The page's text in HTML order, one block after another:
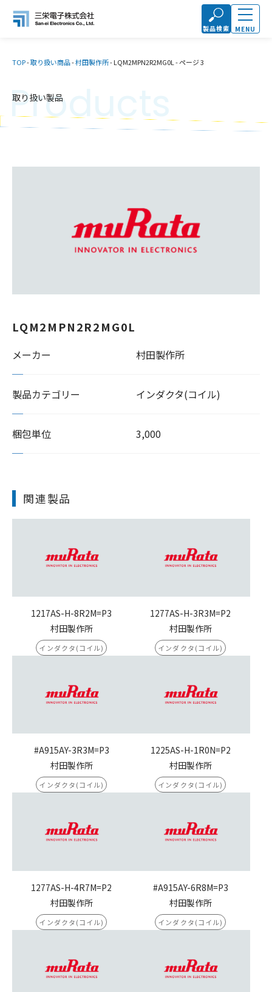
製品検索 MENU
TOP-取り扱い商品-村田製作所-LQM2MPN2R2MG0L -ページ 3
取り扱い製品
Products
LQM2MPN2R2MG0L
メーカー 村田製作所
製品カテゴリー インダクタ(コイル)
梱包単位 3,000
関連製品
1217AS-H-8R2M=P3
村田製作所
インダクタ(コイル)
1277AS-H-3R3M=P2
村田製作所
インダクタ(コイル)
#A915AY-3R3M=P3
村田製作所
インダクタ(コイル)
1225AS-H-1R0N=P2
村田製作所
インダクタ(コイル)
1277AS-H-4R7M=P2
村田製作所
インダクタ(コイル)
#A915AY-6R8M=P3
村田製作所
インダクタ(コイル)